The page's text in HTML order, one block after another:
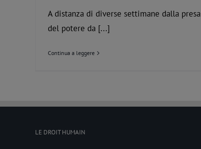
A distanza di diverse settimane dalla presa
del potere da [...]
Continua a leggere
LE DROIT HUMAIN